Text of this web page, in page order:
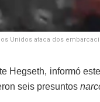
Unidos ataca dos
Hegseth, informó
seis presuntos